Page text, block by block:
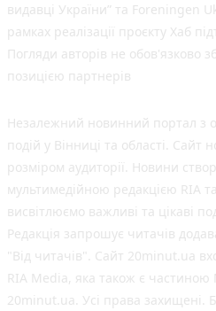
видавці України” та Foreningen
рамках реалізації проєкту Хаб
Погляди авторів не обов'язково
позицією партнерів
Незалежний новинний портал з
подій у Вінниці та області. Сайт
розміром аудиторії. Новини
мультимедійною редакцією RIA
висвітлюємо важливі та цікаві
Редакція запрошує читачів
"Від читачів". Сайт 20minut.ua
RIA Media, яка також є частиною
20minut.ua. Усі права захищені.